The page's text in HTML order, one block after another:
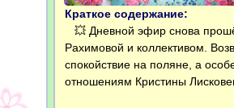
Краткое содержание:
💥 Дневной эфир снова
Рахимовой и коллективом.
спокойствие на поляне, а
отношениям Кристины